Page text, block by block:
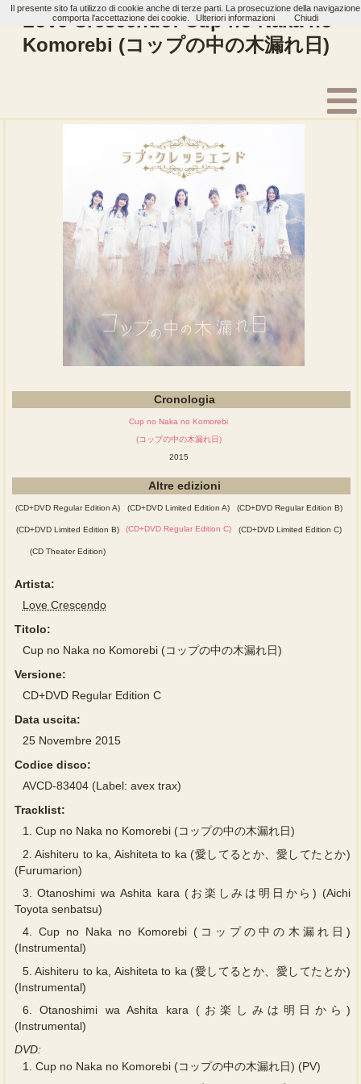
Love Crescendo: Cup no Naka no
Komorebi (コップの中の木漏れ日)
Cronologia
Cup no Naka no Komorebi
(コップの中の木漏れ日)
2015
Altre edizioni
(CD+DVD Regular Edition A) (CD+DVD Limited Edition A) (CD+DVD Regular Edition B)
(CD+DVD Limited Edition B) (CD+DVD Regular Edition C) (CD+DVD Limited Edition C)
(CD Theater Edition)
Artista:
Love Crescendo
Titolo:
Cup no Naka no Komorebi (コップの中の木漏れ日)
Versione:
CD+DVD Regular Edition C
Data uscita:
25 Novembre 2015
Codice disco:
AVCD-83404 (Label: avex trax)
Tracklist:
1. Cup no Naka no Komorebi (コップの中の木漏れ日)
2. Aishiteru to ka, Aishiteta to ka (愛してるとか、愛してたとか)
(Furumarion)
3.
Otanoshimi wa Ashita kara (お楽しみは明日から) (Aichi
Toyota senbatsu)
4. Cup no Naka no Komorebi (コップの中の木漏れ日)
(Instrumental)
5. Aishiteru to ka, Aishiteta to ka (愛してるとか、愛してたとか)
(Instrumental)
6.
Otanoshimi wa Ashita kara (お楽しみは明日から)
(Instrumental)
DVD:
1.
Cup no Naka no Komorebi (コップの中の木漏れ日) (PV)
Il presente sito fa utilizzo di cookie anche di terze parti. La prosecuzione della navigazione
comporta l'accettazione dei cookie.
Ulteriori informazioni Chiudi